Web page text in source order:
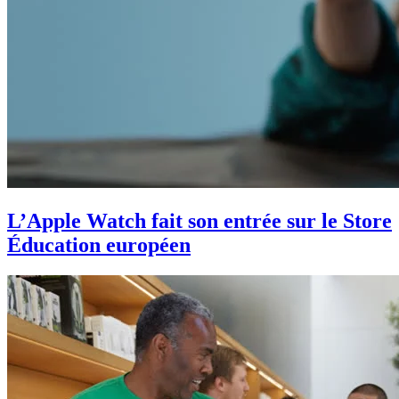
L’Apple Watch fait son entrée sur le Store
Éducation européen